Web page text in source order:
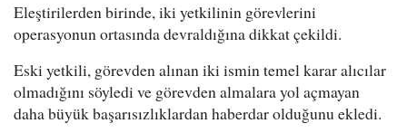
Eleştirilerden birinde, iki yetkilinin görevlerini
operasyonun ortasında devraldığına dikkat çekildi.
Eski yetkili, görevden alınan iki ismin temel karar alıcılar
olmadığını söyledi ve görevden almalara yol açmayan
daha büyük başarısızlıklardan haberdar olduğunu ekledi.